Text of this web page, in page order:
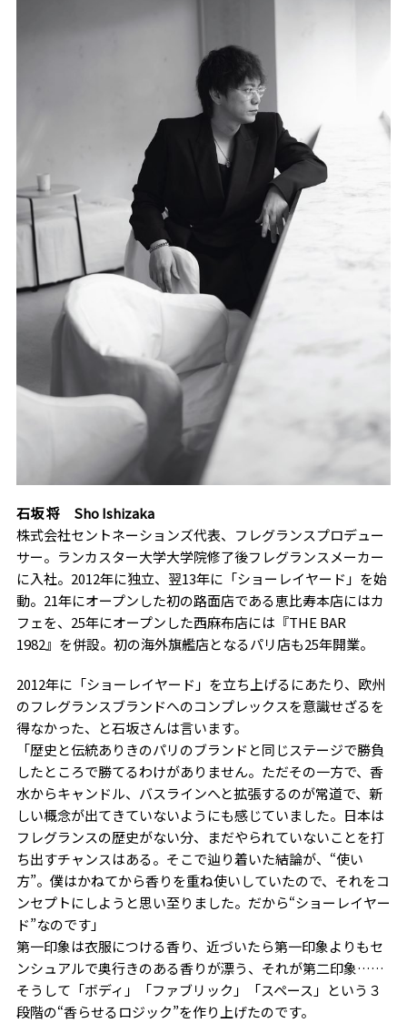
石坂 将 Sho Ishizaka
株式会社セントネーションズ代表、フレグランスプロデュー
サー。ランカスター大学大学院修了後フレグランスメーカー
に入社。2012年に独立、翌13年に「ショーレイヤード」を始
動。21年にオープンした初の路面店である恵比寿本店にはカ
フェを、25年にオープンした西麻布店には『THE BAR
1982』を併設。初の海外旗艦店となるパリ店も25年開業。
2012年に「ショーレイヤード」を立ち上げるにあたり、欧州
のフレグランスブランドへのコンプレックスを意識せざるを
得なかった、と石坂さんは言います。
「歴史と伝統ありきのパリのブランドと同じステージで勝負
したところで勝てるわけがありません。ただその一方で、香
水からキャンドル、バスラインへと拡張するのが常道で、新
しい概念が出てきていないようにも感じていました。日本は
フレグランスの歴史がない分、まだやられていないことを打
ち出すチャンスはある。そこで辿り着いた結論が、“使い
方”。僕はかねてから香りを重ね使いしていたので、それをコ
ンセプトにしようと思い至りました。だから“ショーレイヤー
ド”なのです」
第一印象は衣服につける香り、近づいたら第一印象よりもセ
ンシュアルで奥行きのある香りが漂う、それが第二印象……
そうして「ボディ」「ファブリック」「スペース」という３
段階の“香らせるロジック”を作り上げたのです。